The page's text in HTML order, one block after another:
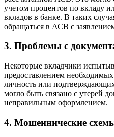
учетом процентов по вкладу
вкладов в банке. В таких
обращаться в АСВ с
3. Проблемы с
Некоторые вкладчики
предоставлением
личность или
могло быть связано с утерей
неправильным оформлением.
4. Мошеннические